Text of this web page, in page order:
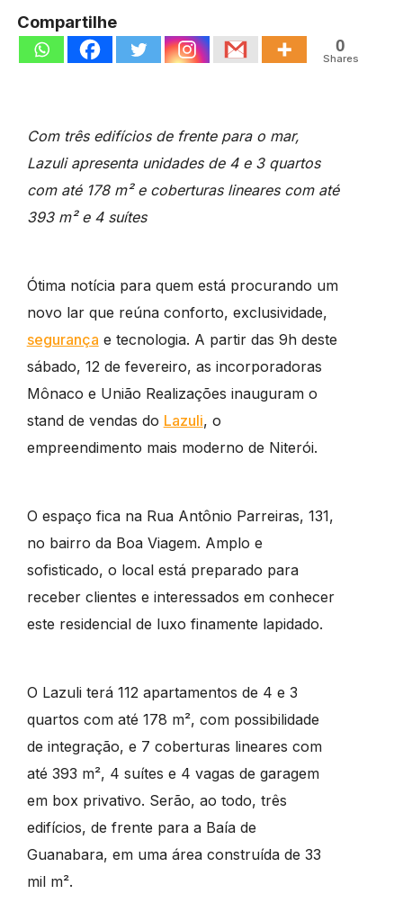
Compartilhe
0
Shares
Com três edifícios de frente para o mar,
Lazuli apresenta unidades de 4 e 3 quartos
com até 178 m² e coberturas lineares com até
393 m² e 4 suítes
Ótima notícia para quem está procurando um
novo lar que reúna conforto, exclusividade,
segurança e tecnologia. A partir das 9h deste
sábado, 12 de fevereiro, as incorporadoras
Mônaco e União Realizações inauguram o
stand de vendas do Lazuli, o
empreendimento mais moderno de Niterói.
O espaço fica na Rua Antônio Parreiras, 131,
no bairro da Boa Viagem. Amplo e
sofisticado, o local está preparado para
receber clientes e interessados em conhecer
este residencial de luxo finamente lapidado.
O Lazuli terá 112 apartamentos de 4 e 3
quartos com até 178 m², com possibilidade
de integração, e 7 coberturas lineares com
até 393 m², 4 suítes e 4 vagas de garagem
em box privativo. Serão, ao todo, três
edifícios, de frente para a Baía de
Guanabara, em uma área construída de 33
mil m².